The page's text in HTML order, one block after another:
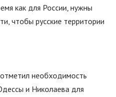
как для России, нужны
чтобы русские территории
необходимость
и Николаева для